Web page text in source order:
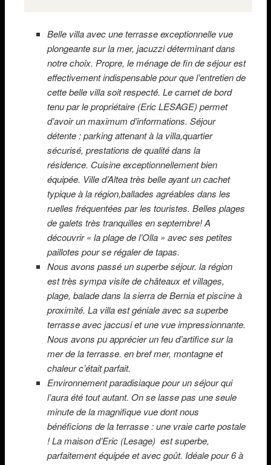
Belle villa avec une terrasse exceptionnelle vue
plongeante sur la mer, jacuzzi déterminant dans
notre choix. Propre, le ménage de fin de séjour est
effectivement indispensable pour que l’entretien de
cette belle villa soit respecté. Le carnet de bord
tenu par le propriétaire (Eric LESAGE) permet
d’avoir un maximum d’informations. Séjour
détente : parking attenant à la villa,quartier
sécurisé, prestations de qualité dans la
résidence. Cuisine exceptionnellement bien
équipée. Ville d’Altea très belle ayant un cachet
typique à la région,ballades agréables dans les
ruelles fréquentées par les touristes. Belles plages
de galets très tranquilles en septembre! A
découvrir « la plage de l’Olla » avec ses petites
paillotes pour se régaler de tapas.
Nous avons passé un superbe séjour. la région
est très sympa visite de châteaux et villages,
plage, balade dans la sierra de Bernia et piscine à
proximité. La villa est géniale avec sa superbe
terrasse avec jaccusi et une vue impressionnante.
Nous avons pu apprécier un feu d’artifice sur la
mer de la terrasse. en bref mer, montagne et
chaleur c’était parfait.
Environnement paradisiaque pour un séjour qui
l’aura été tout autant. On se lasse pas une seule
minute de la magnifique vue dont nous
bénéficions de la terrasse : une vraie carte postale
!La maison d’Eric (Lesage) est superbe,
parfaitement équipée et avec goût. Idéale pour 6 à